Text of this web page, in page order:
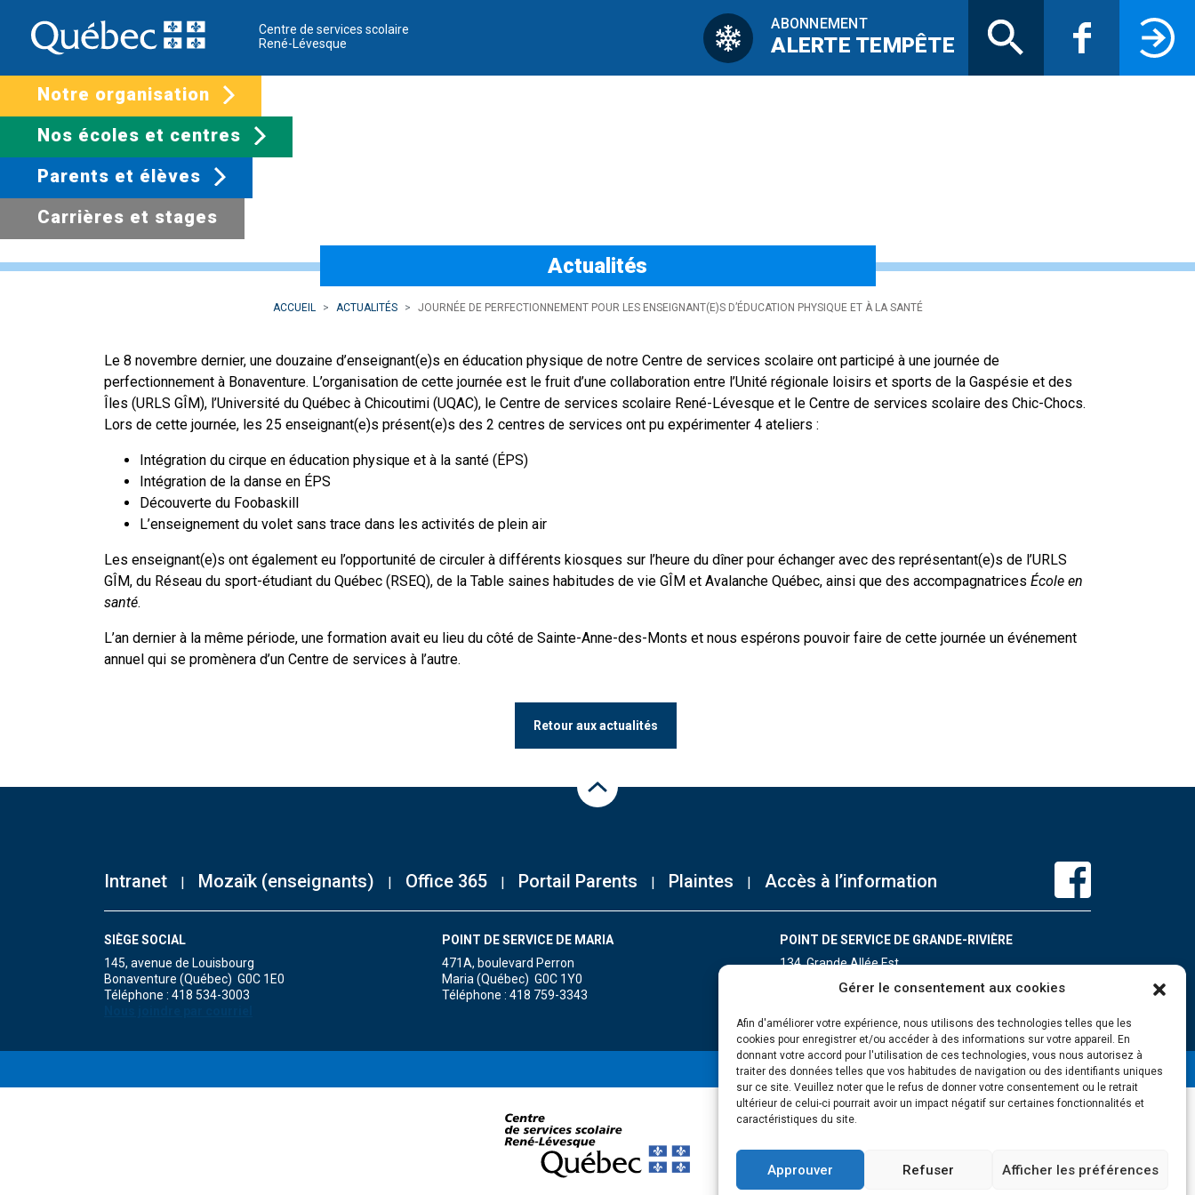
Gérer le consentement aux cookies
Afin d'améliorer votre expérience, nous utilisons des technologies telles que les
cookies pour enregistrer et/ou accéder à des informations sur votre appareil. En
donnant votre accord pour l'utilisation de ces technologies, vous nous autorisez à
traiter des données telles que vos habitudes de navigation ou des identifiants uniques
sur ce site. Veuillez noter que le refus de donner votre consentement ou le retrait
ultérieur de celui-ci pourrait avoir un impact négatif sur certaines fonctionnalités et
caractéristiques du site.
Approuver Refuser Afficher les préférences
Centre de services scolaire
René-Lévesque
ABONNEMENT
ALERTE TEMPÊTE
Notre organisation
Nos écoles et centres
Parents et élèves
Carrières et stages
Journée de perfectionnement pour les enseignant(e)s
Actualités
ACCUEIL ACTUALITÉS JOURNÉE DE PERFECTIONNEMENT POUR LES ENSEIGNANT(E)S D’ÉDUCATION PHYSIQUE ET À LA SANTÉ
Le 8 novembre dernier, une douzaine d’enseignant(e)s en éducation physique de notre Centre de services scolaire ont participé à une journée de
perfectionnement à Bonaventure. L’organisation de cette journée est le fruit d’une collaboration entre l’Unité régionale loisirs et sports de la Gaspésie et des
Îles (URLS GÎM), l’Université du Québec à Chicoutimi (UQAC), le Centre de services scolaire René-Lévesque et le Centre de services scolaire des Chic-Chocs.
Lors de cette journée, les 25 enseignant(e)s présent(e)s des 2 centres de services ont pu expérimenter 4 ateliers :
Intégration du cirque en éducation physique et à la santé (ÉPS)
Intégration de la danse en ÉPS
Découverte du Foobaskill
L’enseignement du volet sans trace dans les activités de plein air
Les enseignant(e)s ont également eu l’opportunité de circuler à différents kiosques sur l’heure du dîner pour échanger avec des représentant(e)s de l’URLS
GÎM, du Réseau du sport-étudiant du Québec (RSEQ), de la Table saines habitudes de vie GÎM et Avalanche Québec, ainsi que des accompagnatrices École en
santé.
L’an dernier à la même période, une formation avait eu lieu du côté de Sainte-Anne-des-Monts et nous espérons pouvoir faire de cette journée un événement
annuel qui se promènera d’un Centre de services à l’autre.
Retour aux actualités
Intranet Mozaïk (enseignants) Office 365 Portail Parents Plaintes Accès à l’information
SIÈGE SOCIAL
145, avenue de Louisbourg
Bonaventure (Québec) G0C 1E0
Téléphone : 418 534-3003
POINT DE SERVICE DE MARIA
471A, boulevard Perron
Maria (Québec) G0C 1Y0
Téléphone : 418 759-3343
POINT DE SERVICE DE GRANDE-RIVIÈRE
134, Grande Allée Est
Téléphone : 418 385-3499